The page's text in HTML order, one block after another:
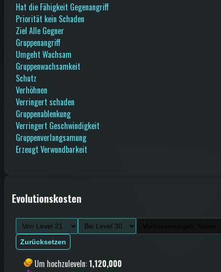
Hat die Fähigkeit Gegenangriff
Priorität kein Schaden
Ziel Alle Gegner
Gruppenangriff
Umgeht Wachsam
Gruppenwachsamkeit
Schutz
Verhöhnen
Verringert schaden
Gruppenablenkung
Verringert Geschwindigkeit
Gruppenverlangsamung
Erzeugt Verwundbarkeit
Evolutionskosten
Zurücksetzen
Um hochzuleveln: 1,120,000